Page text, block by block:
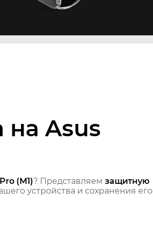
Asus
(M1)? Представляем защитную
устройства и сохранения его